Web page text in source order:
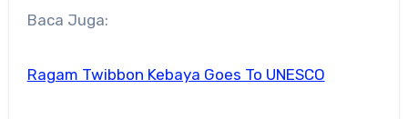
Baca Juga:
Ragam Twibbon Kebaya Goes To UNESCO